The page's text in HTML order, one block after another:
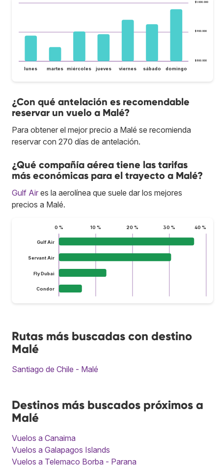
$800.000
$900.000
$1.000.000
lunes martes miércoles jueves viernes sábado domingo
¿Con qué antelación es recomendable
reservar un vuelo a Malé?
Para obtener el mejor precio a Malé se recomienda
reservar con 270 días de antelación.
¿Qué compañía aérea tiene las tarifas
más económicas para el trayecto a Malé?
Gulf Air es la aerolínea que suele dar los mejores
precios a Malé.
0 % 10 % 20 % 30 % 40 %
Gulf Air
Servant Air
Fly Dubai
Condor
Rutas más buscadas con destino
Malé
Santiago de Chile - Malé
Destinos más buscados próximos a
Malé
Vuelos a Canaima
Vuelos a Galapagos Islands
Vuelos a Telemaco Borba - Parana